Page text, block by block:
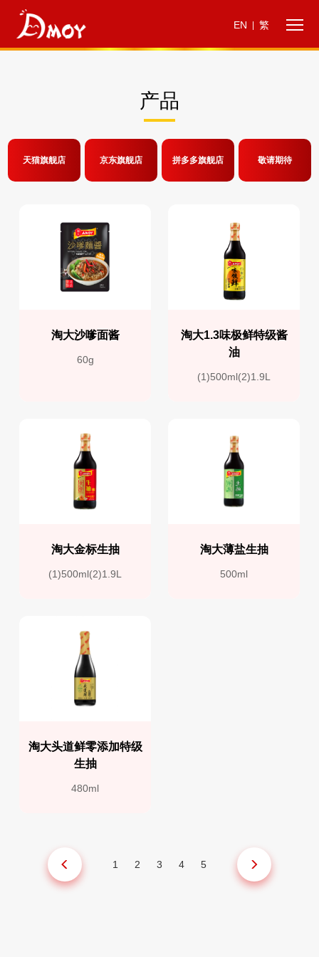
EN 繁
产品
天猫旗舰店 京东旗舰店 拼多多旗舰店 敬请期待
淘大沙嗲面酱
60g
淘大1.3味极鲜特级酱
油
(1)500ml(2)1.9L
淘大金标生抽
(1)500ml(2)1.9L
淘大薄盐生抽
500ml
淘大头道鲜零添加特级
生抽
480ml
1 2 3 4 5